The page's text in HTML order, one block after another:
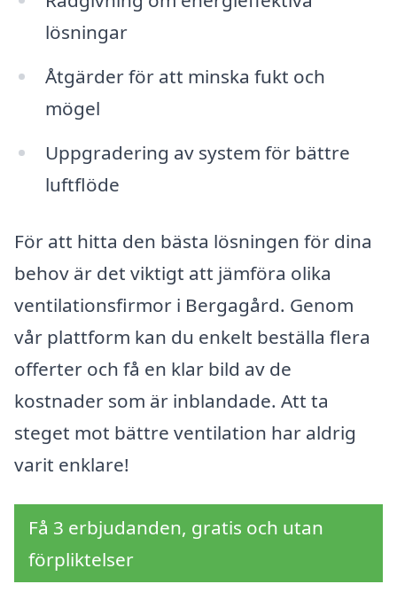
lösningar
Åtgärder för att minska fukt och
mögel
Uppgradering av system för bättre
luftflöde
För att hitta den bästa lösningen för dina
behov är det viktigt att jämföra olika
ventilationsfirmor i Bergagård. Genom
vår plattform kan du enkelt beställa flera
offerter och få en klar bild av de
kostnader som är inblandade. Att ta
steget mot bättre ventilation har aldrig
varit enklare!
Få 3 erbjudanden, gratis och utan
förpliktelser